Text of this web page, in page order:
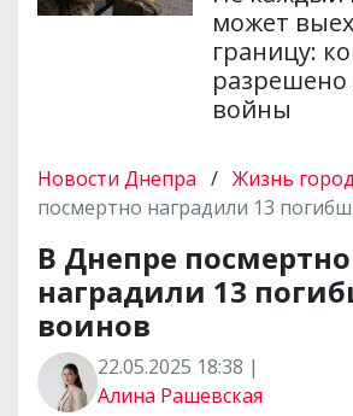
может
границу:
войны
Новости Днепра / Жизнь
посмертно наградили 13
В Днепре посмертно
наградили 13
воинов
22.05.2025 18:38 |
Алина Рашевская